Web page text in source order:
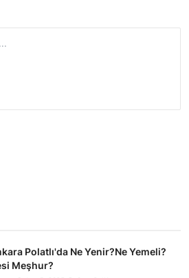
Polatlı'da Ne Yenir?Ne Yemeli?
Meşhur?